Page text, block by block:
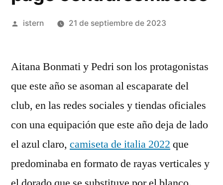
Publicado
istern 21 de septiembre de 2023
Aitana Bonmati y Pedri son los protagonistas
que este año se asoman al escaparate del
club, en las redes sociales y tiendas oficiales
con una equipación que este año deja de lado
el azul claro, camiseta de italia 2022 que
predominaba en formato de rayas verticales y